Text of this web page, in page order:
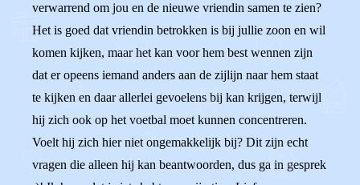
verwarrend om jou en de nieuwe vriendin samen te zien?
Het is goed dat vriendin betrokken is bij jullie zoon en wil
komen kijken, maar het kan voor hem best wennen zijn
dat er opeens iemand anders aan de zijlijn naar hem staat
te kijken en daar allerlei gevoelens bij kan krijgen, terwijl
hij zich ook op het voetbal moet kunnen concentreren.
Voelt hij zich hier niet ongemakkelijk bij? Dit zijn echt
vragen die alleen hij kan beantwoorden, dus ga in gesprek